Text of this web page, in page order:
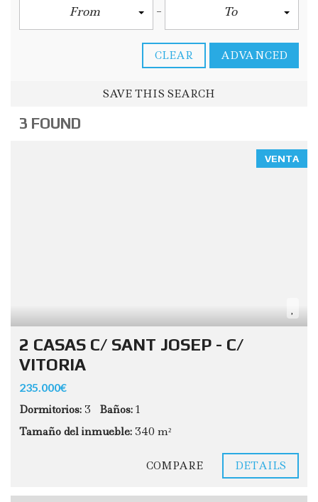
From To
CLEAR ADVANCED
SAVE THIS SEARCH
3 FOUND
VENTA
2 CASAS C/ SANT JOSEP - C/
VITORIA
235.000€
Dormitorios: 3 Baños: 1
Tamaño del inmueble: 340 m²
COMPARE DETAILS